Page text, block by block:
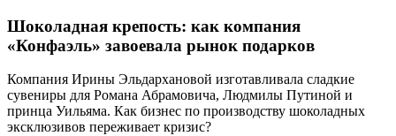
Шоколадная крепость: как компания
«Конфаэль» завоевала рынок подарков
Компания Ирины Эльдархановой изготавливала сладкие
сувениры для Романа Абрамовича, Людмилы Путиной и
принца Уильяма. Как бизнес по производству шоколадных
эксклюзивов переживает кризис?